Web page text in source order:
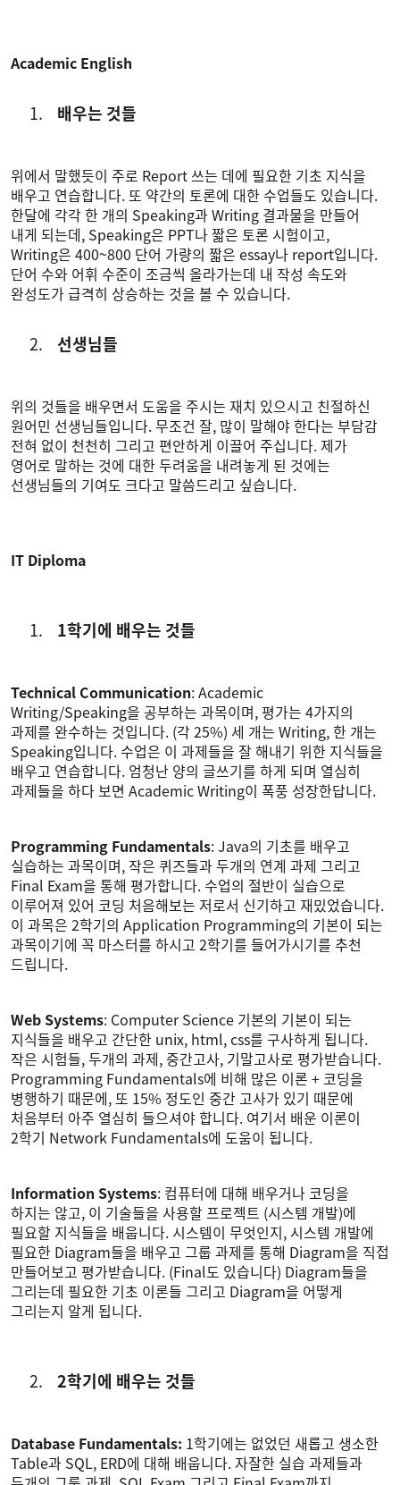
Academic English
배우는 것들
위에서 말했듯이 주로 Report 쓰는 데에 필요한 기초 지식을
배우고 연습합니다. 또 약간의 토론에 대한 수업들도 있습니다.
한달에 각각 한 개의 Speaking과 Writing 결과물을 만들어
내게 되는데, Speaking은 PPT나 짧은 토론 시험이고,
Writing은 400~800 단어 가량의 짧은 essay나 report입니다.
단어 수와 어휘 수준이 조금씩 올라가는데 내 작성 속도와
완성도가 급격히 상승하는 것을 볼 수 있습니다.
선생님들
위의 것들을 배우면서 도움을 주시는 재치 있으시고 친절하신
원어민 선생님들입니다. 무조건 잘, 많이 말해야 한다는 부담감
전혀 없이 천천히 그리고 편안하게 이끌어 주십니다. 제가
영어로 말하는 것에 대한 두려움을 내려놓게 된 것에는
선생님들의 기여도 크다고 말씀드리고 싶습니다.
IT Diploma
1학기에 배우는 것들
Technical Communication: Academic
Writing/Speaking을 공부하는 과목이며, 평가는 4가지의
과제를 완수하는 것입니다. (각 25%) 세 개는 Writing, 한 개는
Speaking입니다. 수업은 이 과제들을 잘 해내기 위한 지식들을
배우고 연습합니다. 엄청난 양의 글쓰기를 하게 되며 열심히
과제들을 하다 보면 Academic Writing이 폭풍 성장한답니다.
Programming Fundamentals: Java의 기초를 배우고
실습하는 과목이며, 작은 퀴즈들과 두개의 연계 과제 그리고
Final Exam을 통해 평가합니다. 수업의 절반이 실습으로
이루어져 있어 코딩 처음해보는 저로서 신기하고 재밌었습니다.
이 과목은 2학기의 Application Programming의 기본이 되는
과목이기에 꼭 마스터를 하시고 2학기를 들어가시기를 추천
드립니다.
Web Systems: Computer Science 기본의 기본이 되는
지식들을 배우고 간단한 unix, html, css를 구사하게 됩니다.
작은 시험들, 두개의 과제, 중간고사, 기말고사로 평가받습니다.
Programming Fundamentals에 비해 많은 이론 + 코딩을
병행하기 때문에, 또 15% 정도인 중간 고사가 있기 때문에
처음부터 아주 열심히 들으셔야 합니다. 여기서 배운 이론이
2학기 Network Fundamentals에 도움이 됩니다.
Information Systems: 컴퓨터에 대해 배우거나 코딩을
하지는 않고, 이 기술들을 사용할 프로젝트 (시스템 개발)에
필요할 지식들을 배웁니다. 시스템이 무엇인지, 시스템 개발에
필요한 Diagram들을 배우고 그룹 과제를 통해 Diagram을 직접
만들어보고 평가받습니다. (Final도 있습니다) Diagram들을
그리는데 필요한 기초 이론들 그리고 Diagram을 어떻게
그리는지 알게 됩니다.
2학기에 배우는 것들
Database Fundamentals: 1학기에는 없었던 새롭고 생소한
Table과 SQL, ERD에 대해 배웁니다. 자잘한 실습 과제들과